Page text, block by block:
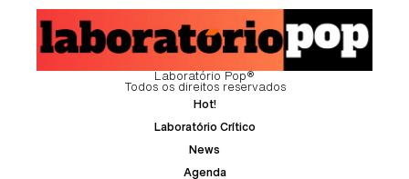
Laboratório Pop®
Todos os direitos reservados
Hot!
Laboratório Crítico
News
Agenda